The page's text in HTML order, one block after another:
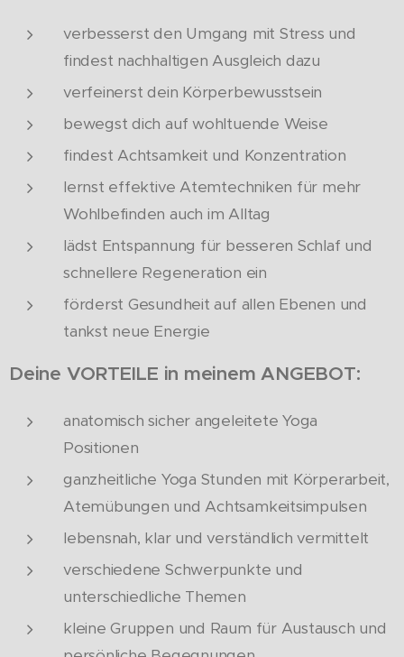
verbesserst den Umgang mit Stress und
findest nachhaltigen Ausgleich dazu
verfeinerst dein Körperbewusstsein
bewegst dich auf wohltuende Weise
findest Achtsamkeit und Konzentration
lernst effektive Atemtechniken für mehr
Wohlbefinden auch im Alltag
lädst Entspannung für besseren Schlaf und
schnellere Regeneration ein
förderst Gesundheit auf allen Ebenen und
tankst neue Energie
Deine VORTEILE in meinem ANGEBOT:
anatomisch sicher angeleitete Yoga
Positionen
ganzheitliche Yoga Stunden mit Körperarbeit,
Atemübungen und Achtsamkeitsimpulsen
lebensnah, klar und verständlich vermittelt
verschiedene Schwerpunkte und
unterschiedliche Themen
kleine Gruppen und Raum für Austausch und